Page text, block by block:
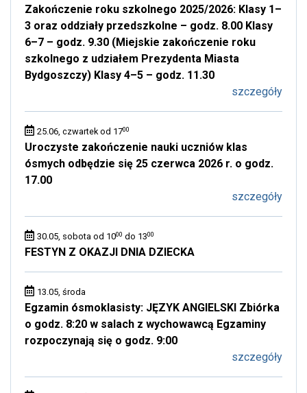
Zakończenie roku szkolnego 2025/2026: Klasy 1–
3 oraz oddziały przedszkolne – godz. 8.00 Klasy
6–7 – godz. 9.30 (Miejskie zakończenie roku
szkolnego z udziałem Prezydenta Miasta
Bydgoszczy) Klasy 4–5 – godz. 11.30
szczegóły
25.06, czwartek od 1700
Uroczyste zakończenie nauki uczniów klas
ósmych odbędzie się 25 czerwca 2026 r. o godz.
17.00
szczegóły
30.05, sobota od 1000 do 1300
FESTYN Z OKAZJI DNIA DZIECKA
13.05, środa
Egzamin ósmoklasisty: JĘZYK ANGIELSKI Zbiórka
o godz. 8:20 w salach z wychowawcą Egzaminy
rozpoczynają się o godz. 9:00
szczegóły